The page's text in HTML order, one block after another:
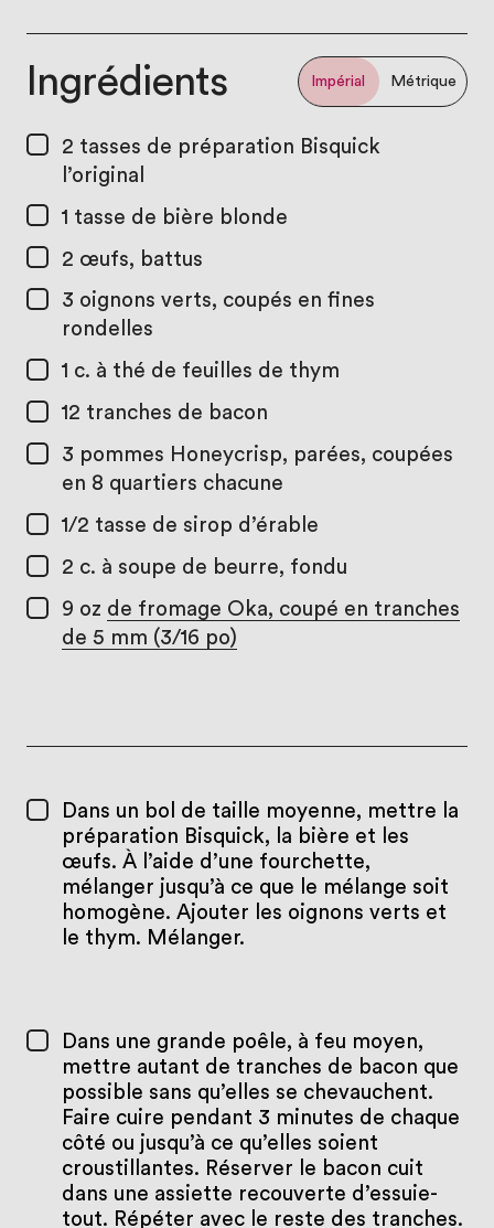
Ingrédients Impérial Métrique
2 tasses de préparation Bisquick
l’original
1 tasse de bière blonde
2 œufs, battus
3 oignons verts, coupés en fines
rondelles
1 c. à thé de feuilles de thym
12 tranches de bacon
3 pommes Honeycrisp, parées, coupées
en 8 quartiers chacune
1/2 tasse de sirop d’érable
2 c. à soupe de beurre, fondu
9 oz de fromage Oka, coupé en tranches
de 5 mm (3/16 po)
Dans un bol de taille moyenne, mettre la
préparation Bisquick, la bière et les
œufs. À l’aide d’une fourchette,
mélanger jusqu’à ce que le mélange soit
homogène. Ajouter les oignons verts et
le thym. Mélanger.
Dans une grande poêle, à feu moyen,
mettre autant de tranches de bacon que
possible sans qu’elles se chevauchent.
Faire cuire pendant 3 minutes de chaque
côté ou jusqu’à ce qu’elles soient
croustillantes. Réserver le bacon cuit
dans une assiette recouverte d’essuie-
tout. Répéter avec le reste des tranches.